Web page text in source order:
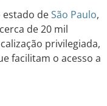
estado deSão Paulo,
de 20 mil
privilegiada,
facilitam o acesso a